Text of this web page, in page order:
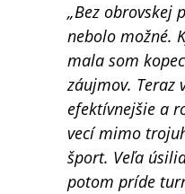
„Bez obrovskej
nebolo možné.
mala som
záujmov. Teraz
efektívnejšie a
vecí mimo
šport. Veľa
potom príde